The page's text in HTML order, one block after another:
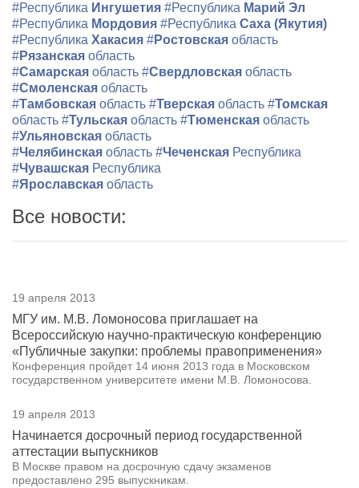
#Республика Ингушетия #Республика Марий Эл
#Республика Мордовия #Республика Саха (Якутия)
#Республика Хакасия #Ростовская область
#Рязанская область
#Самарская область #Свердловская область
#Смоленская область
#Тамбовская область #Тверская область #Томская
область #Тульская область #Тюменская область
#Ульяновская область
#Челябинская область #Чеченская Республика
#Чувашская Республика
#Ярославская область
Все новости:
19 апреля 2013
МГУ им. М.В. Ломоносова приглашает на
Всероссийскую научно-практическую конференцию
«Публичные закупки: проблемы правоприменения»
Конференция пройдет 14 июня 2013 года в Московском
государственном университете имени М.В. Ломоносова.
19 апреля 2013
Начинается досрочный период государственной
аттестации выпускников
В Москве правом на досрочную сдачу экзаменов
предоставлено 295 выпускникам.